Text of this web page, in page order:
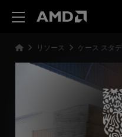
リソース ケース スタ